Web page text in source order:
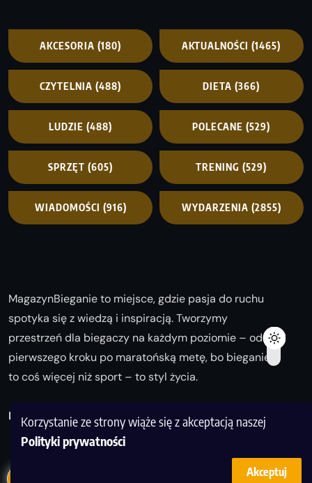
Korzystanie ze strony wiąże się z akceptacją naszej
Polityki prywatności
Akceptuj
AKCESORIA (180) AKTUALNOŚCI (1465)
CZYTELNIA (488) DIETA (366)
LUDZIE (488) POLECANE (529)
SPRZĘT (605) TRENING (529)
WIADOMOŚCI (916) WYDARZENIA (2855)
MagazynBieganie to miejsce, gdzie pasja do ruchu
spotyka się z wiedzą i inspiracją. Tworzymy
przestrzeń dla biegaczy na każdym poziomie – od
pierwszego kroku po maratońską metę, bo bieganie
to coś więcej niż sport – to styl życia.
Biegaj z nami i odkrywaj swoją najlepszą wersję!